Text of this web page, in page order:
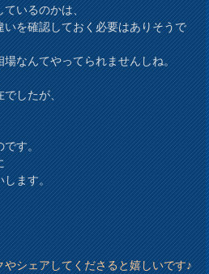
ているのかは、
を確認しておく必要はありそうで
なんてやってられませんしね。
でしたが、
です。
します。
シェアしてくださると嬉しいです♪